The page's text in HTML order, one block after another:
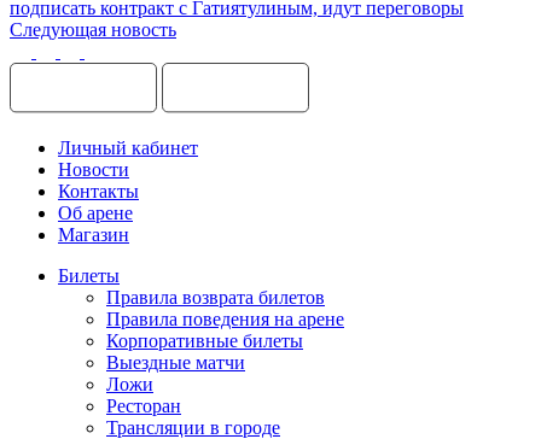
подписать контракт с Гатиятулиным, идут переговоры
Следующая новость
Личный кабинет
Новости
Контакты
Об арене
Магазин
Билеты
Правила возврата билетов
Правила поведения на арене
Корпоративные билеты
Выездные матчи
Ложи
Ресторан
Трансляции в городе